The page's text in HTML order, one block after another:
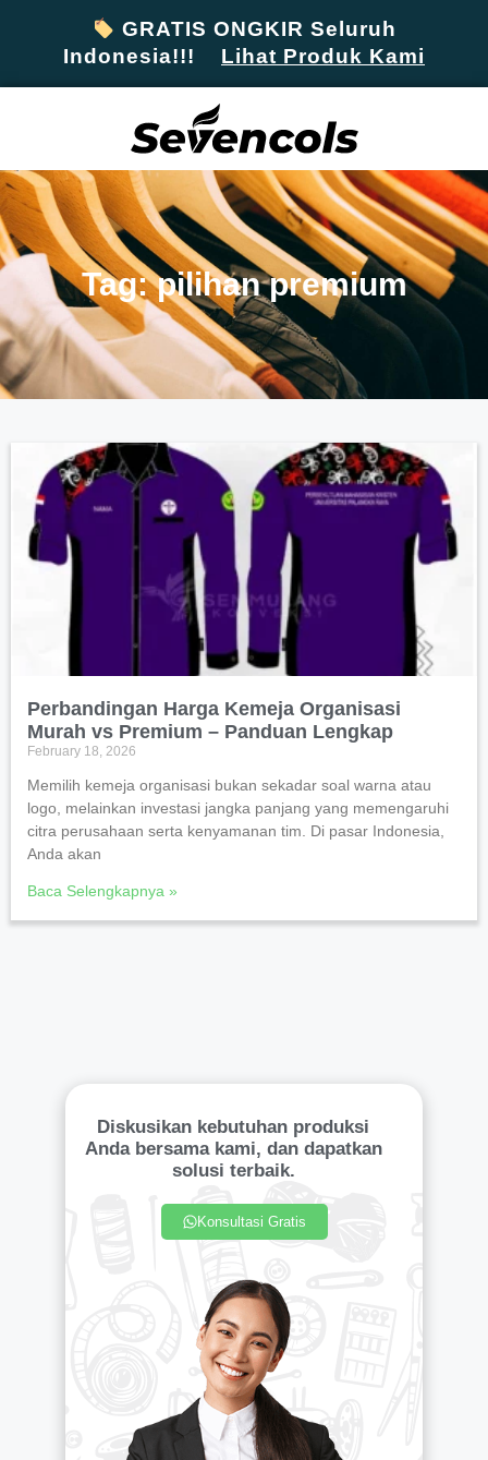
GRATIS ONGKIR Seluruh
Indonesia!!! Lihat Produk Kami
Tag: pilihan premium
Perbandingan Harga Kemeja Organisasi
Murah vs Premium – Panduan Lengkap
February 18, 2026
Memilih kemeja organisasi bukan sekadar soal warna atau
logo, melainkan investasi jangka panjang yang memengaruhi
citra perusahaan serta kenyamanan tim. Di pasar Indonesia,
Anda akan
Baca Selengkapnya »
Diskusikan kebutuhan produksi
Anda bersama kami, dan dapatkan
solusi terbaik.
Konsultasi Gratis